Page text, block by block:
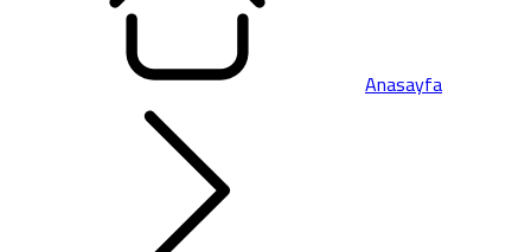
Anasayfa